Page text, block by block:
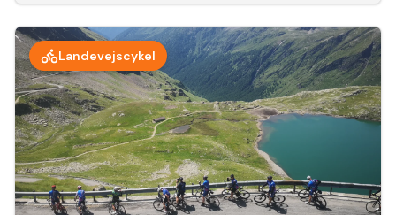
Landevejscykel